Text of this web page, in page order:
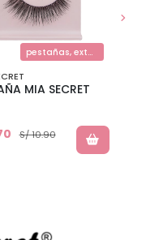
pestañas, extensiones de pestañas
MIA SECRET
S/ 10.90